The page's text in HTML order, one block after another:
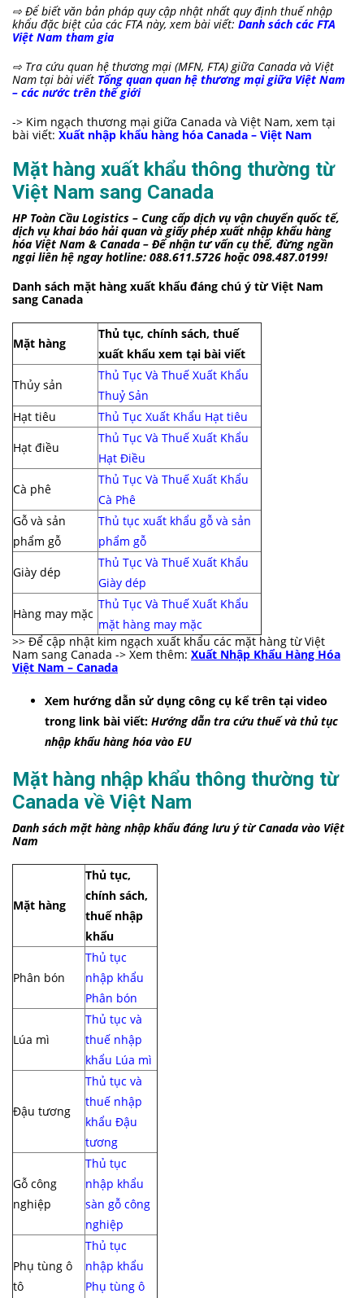
⇨ Để biết văn bản pháp quy cập nhật nhất quy định thuế nhập
khẩu đặc biệt của các FTA này, xem bài viết: Danh sách các FTA
Việt Nam tham gia
⇨ Tra cứu quan hệ thương mại (MFN, FTA) giữa Canada và Việt
Nam tại bài viết Tổng quan quan hệ thương mại giữa Việt Nam
– các nước trên thế giới
-> Kim ngạch thương mại giữa Canada và Việt Nam, xem tại
bài viết: Xuất nhập khẩu hàng hóa Canada – Việt Nam
Mặt hàng xuất khẩu thông thường từ
Việt Nam sang Canada
HP Toàn Cầu Logistics – Cung cấp dịch vụ vận chuyển quốc tế,
dịch vụ khai báo hải quan và giấy phép xuất nhập khẩu hàng
hóa Việt Nam & Canada – Để nhận tư vấn cụ thể, đừng ngần
ngại liên hệ ngay hotline: 088.611.5726 hoặc 098.487.0199!
Danh sách mặt hàng xuất khẩu đáng chú ý từ Việt Nam
sang Canada
Mặt hàng
Thủ tục, chính sách, thuế
xuất khẩu xem tại bài viết
Thủy sản
Thủ Tục Và Thuế Xuất Khẩu
Thuỷ Sản
Hạt tiêu
Thủ Tục Xuất Khẩu Hạt tiêu
Hạt điều
Thủ Tục Và Thuế Xuất Khẩu
Hạt Điều
Cà phê
Thủ Tục Và Thuế Xuất Khẩu
Cà Phê
Gỗ và sản
phẩm gỗ
Thủ tục xuất khẩu gỗ và sản
phẩm gỗ
Giày dép
Thủ Tục Và Thuế Xuất Khẩu
Giày dép
Hàng may mặc
Thủ Tục Và Thuế Xuất Khẩu
mặt hàng may mặc
>> Để cập nhật kim ngạch xuất khẩu các mặt hàng từ Việt
Nam sang Canada -> Xem thêm: Xuất Nhập Khẩu Hàng Hóa
Việt Nam – Canada
Xem hướng dẫn sử dụng công cụ kể trên tại video
trong link bài viết: Hướng dẫn tra cứu thuế và thủ tục
nhập khẩu hàng hóa vào EU
Mặt hàng nhập khẩu thông thường từ
Canada về Việt Nam
Danh sách mặt hàng nhập khẩu đáng lưu ý từ Canada vào Việt
Nam
Mặt hàng
Thủ tục,
chính sách,
thuế nhập
khẩu
Phân bón
Thủ tục
nhập khẩu
Phân bón
Lúa mì
Thủ tục và
thuế nhập
khẩu Lúa mì
Đậu tương
Thủ tục và
thuế nhập
khẩu Đậu
tương
Gỗ công
nghiệp
Thủ tục
nhập khẩu
sàn gỗ công
nghiệp
Phụ tùng ô
tô
Thủ tục
nhập khẩu
Phụ tùng ô